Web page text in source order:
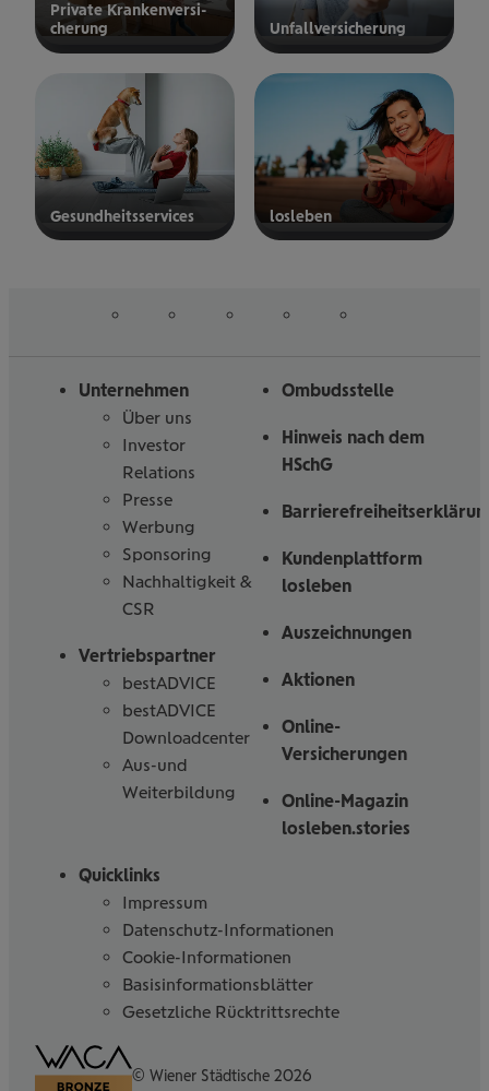
Private Kran­ken­­­ver­si­
che­rung
privaten
Unfall­ver­si­che­rung
Unfallversicherung
Gesund­heits­ser­vices los­le­ben
Unternehmen
Über uns
Investor
Relations
Presse
Werbung
Sponsoring
Nachhaltigkeit &
CSR
Vertriebspartner
bestADVICE
bestADVICE
Downloadcenter
Aus-und
Weiterbildung
Ombudsstelle
Hinweis nach dem
HSchG
Kundenplattform
losleben
Auszeichnungen
Aktionen
Online-
Versicherungen
Online-Magazin
losleben.stories
Quicklinks
Impressum
Datenschutz-Informationen
Cookie-Informationen
Basisinformationsblätter
Gesetzliche Rücktrittsrechte
uns
Barrierefreiheitserklärung
© Wiener Städtische 2026